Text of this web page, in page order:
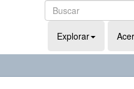
Explorar